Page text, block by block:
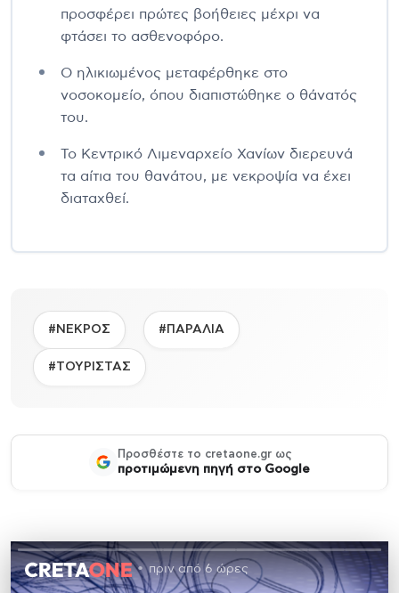
προσφέρει πρώτες βοήθειες μέχρι να
φτάσει το ασθενοφόρο.
Ο ηλικιωμένος μεταφέρθηκε στο
νοσοκομείο, όπου διαπιστώθηκε ο θάνατός
του.
Το Κεντρικό Λιμεναρχείο Χανίων διερευνά
τα αίτια του θανάτου, με νεκροψία να έχει
διαταχθεί.
#ΝΕΚΡΟΣ #ΠΑΡΑΛΙΑ
#ΤΟΥΡΙΣΤΑΣ
Προσθέστε το cretaone.gr ως
προτιμώμενη πηγή στο Google
πριν από 6 ώρες